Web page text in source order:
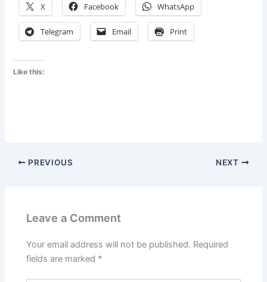
X Facebook WhatsApp
Telegram Email Print
Like this:
PREVIOUS NEXT
Leave a Comment
Your email address will not be published. Required
fields are marked *